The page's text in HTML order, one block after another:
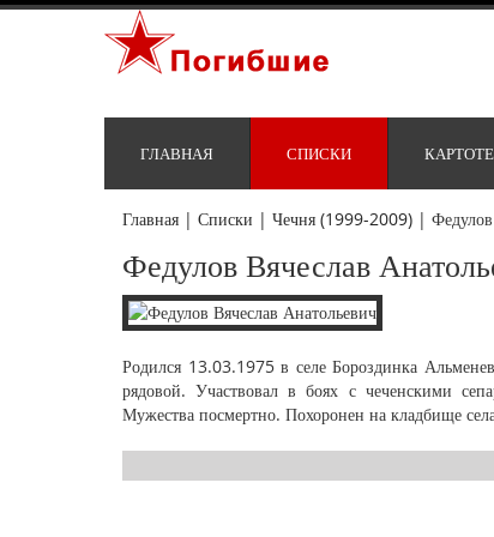
ГЛАВНАЯ СПИСКИ
Главная | Списки | Чечня (1999-2009) |
Федулов Вячеслав
Родился 13.03.1975 в селе Бороздинка
рядовой. Участвовал в боях с чеченскими
Мужества посмертно. Похоронен на кладбище